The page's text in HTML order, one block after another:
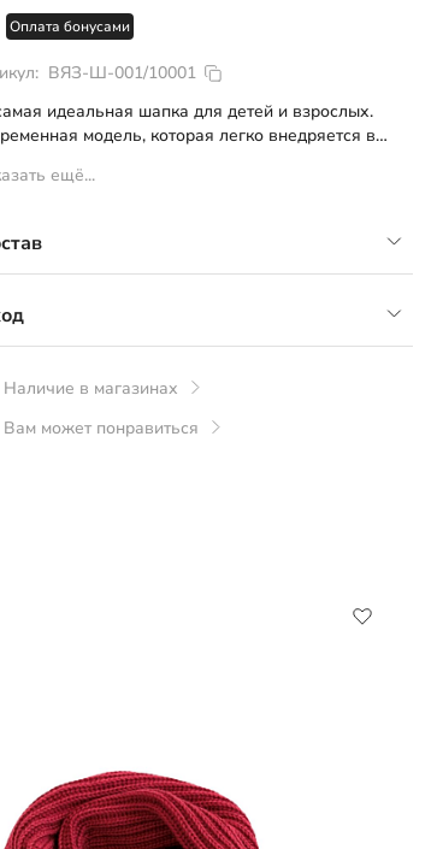
Оплата бонусами
ВЯЗ-Ш-001/10001
идеальная шапка для детей и взрослых.
модель, которая легко внедряется в
обеспечивает плотное прилегание и
температурный режим от +10°С до -10°С
ещё...
шерсть, 50% акрил
ручная или деликатная
стирка со средствами для
вещей, стирать вывернув изделие
Наличие в магазинах
Вам может понравиться